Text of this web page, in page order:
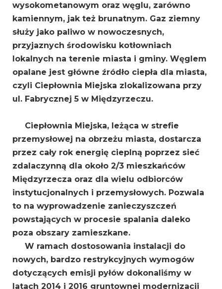
wysokometanowym oraz węglu, zarówno
kamiennym, jak też brunatnym. Gaz ziemny
służy jako paliwo w nowoczesnych,
przyjaznych środowisku kotłowniach
lokalnych na terenie miasta i gminy. Węglem
opalane jest główne źródło ciepła dla miasta,
czyli Ciepłownia Miejska zlokalizowana przy
ul. Fabrycznej 5 w Międzyrzeczu.
Ciepłownia Miejska, leżąca w strefie
przemysłowej na obrzeżu miasta, dostarcza
przez cały rok energię cieplną poprzez sieć
zdalaczynną dla około 2/3 mieszkańców
Międzyrzecza oraz dla wielu odbiorców
instytucjonalnych i przemysłowych. Pozwala
to na wyprowadzenie zanieczyszczeń
powstających w procesie spalania daleko
poza obszary zamieszkane.
W ramach dostosowania instalacji do
nowych, bardzo restrykcyjnych wymogów
dotyczących emisji pyłów dokonaliśmy w
latach 2014 i 2016 gruntownej modernizacji